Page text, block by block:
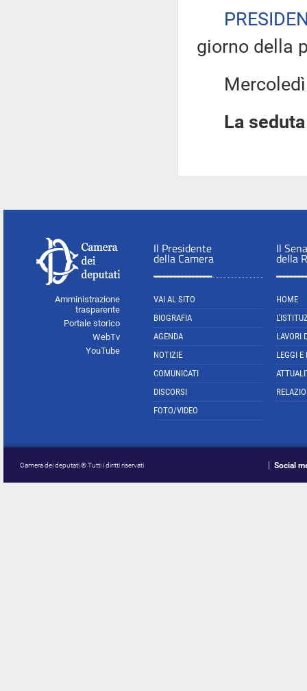
giorno della
Mercoledì
La
Amministrazione
trasparente
Portale storico
WebTv
YouTube
Il Presidente
della Camera
VAI AL SITO
BIOGRAFIA
AGENDA
NOTIZIE
COMUNICATI
DISCORSI
FOTO/VIDEO
Il
della
HOME
LAVORI
LEGGI E
Camera dei deputati © Tutti i diritti riservati Social